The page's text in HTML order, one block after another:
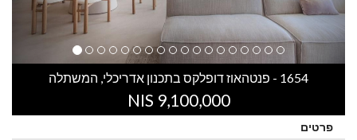
1654 - פנטהאוז דופלקס בתכנון אדריכלי, המשתלה
9,100,000 NIS
פרטים